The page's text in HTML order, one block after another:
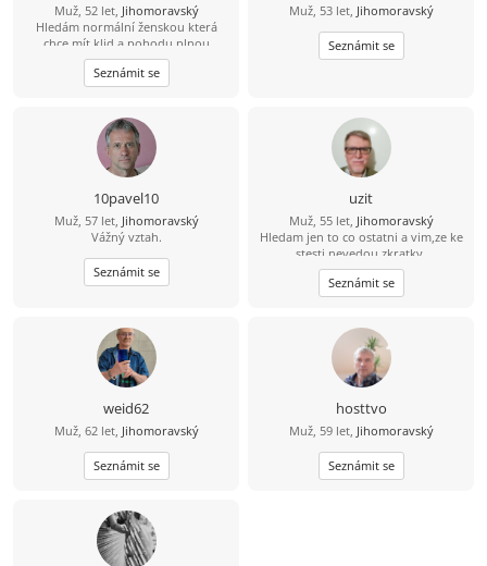
Muž, 52 let, Jihomoravský
Hledám normální ženskou která
chce mít klid a pohodu plnou
smíchu. Hlavně ať nelže .
Seznámit se
Muž, 53 let, Jihomoravský
Seznámit se
10pavel10
Muž, 57 let, Jihomoravský
Vážný vztah.
Seznámit se
uzit
Muž, 55 let, Jihomoravský
Hledam jen to co ostatni a vim,ze ke
stesti nevedou zkratky.
Seznámit se
weid62
Muž, 62 let, Jihomoravský
Seznámit se
hosttvo
Muž, 59 let, Jihomoravský
Seznámit se